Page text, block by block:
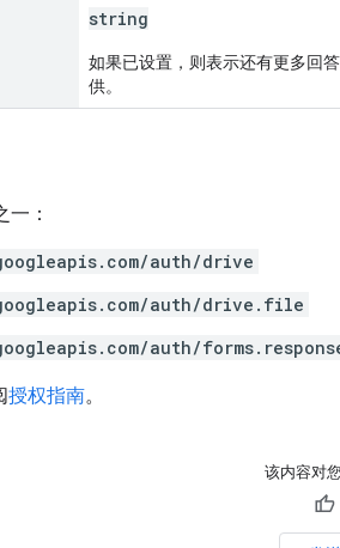
string
如果已设置，则表示还有更多回
供。
一：
auth/drive
auth/drive.file
auth/
授权指南。
该内容对